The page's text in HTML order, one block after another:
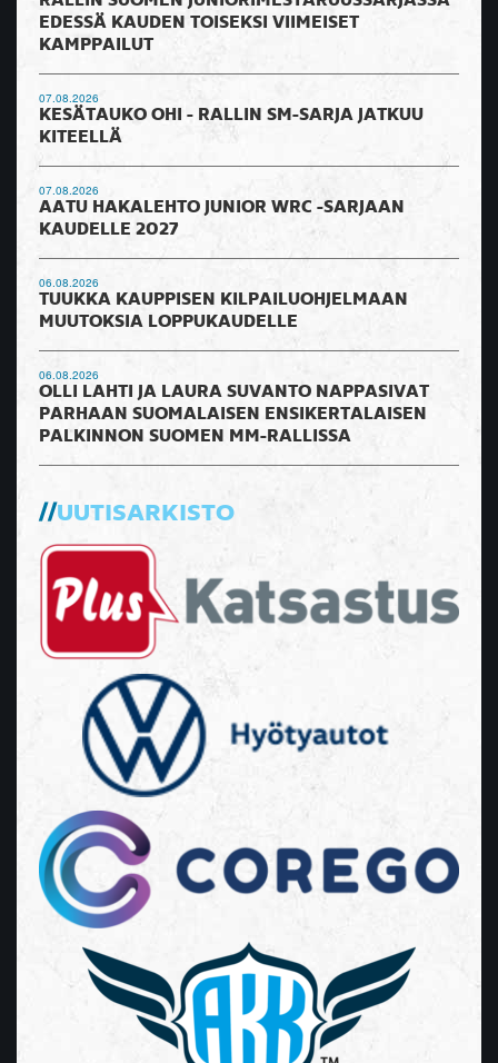
EDESSÄ KAUDEN TOISEKSI VIIMEISET
KAMPPAILUT
07.08.2026
KESÄTAUKO OHI - RALLIN SM-SARJA JATKUU
KITEELLÄ
07.08.2026
AATU HAKALEHTO JUNIOR WRC -SARJAAN
KAUDELLE 2027
06.08.2026
TUUKKA KAUPPISEN KILPAILUOHJELMAAN
MUUTOKSIA LOPPUKAUDELLE
06.08.2026
OLLI LAHTI JA LAURA SUVANTO NAPPASIVAT
PARHAAN SUOMALAISEN ENSIKERTALAISEN
PALKINNON SUOMEN MM-RALLISSA
UUTISARKISTO